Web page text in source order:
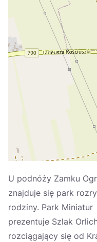
Nederlands
Suomi
U podnóży Zamku
znajduje się park
rodziny. Park
prezentuje Szlak
rozciągający się od